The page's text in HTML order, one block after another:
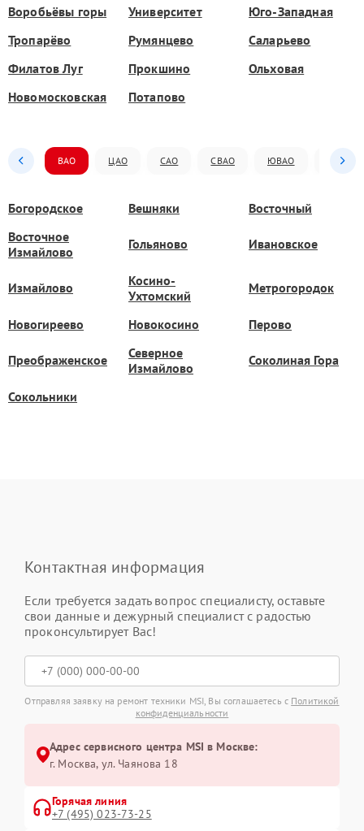
Воробьёвы горы Университет
Юго-Западная
Тропарёво
Румянцево
Саларьево
Филатов Луг
Прокшино
Ольховая
Новомосковская
Потапово
ВАО ЦАО САО СВАО ЮВАО ЮАО
Богородское Вешняки
Восточный
Восточное
Измайлово
Гольяново Ивановское
Измайлово
Косино-
Ухтомский
Метрогородок
Новогиреево Новокосино Перово
Преображенское
Северное
Измайлово
Соколиная Гора
Сокольники
Контактная информация
Если требуется задать вопрос специалисту, оставьте
свои данные и дежурный специалист с радостью
проконсультирует Вас!
Отправляя заявку на ремонт техники MSI, Вы соглашаетесь с Политикой
конфиденциальности
Адрес сервисного центра MSI в Москве:
г. Москва, ул. Чаянова 18
Горячая линия
+7 (495) 023-73-25